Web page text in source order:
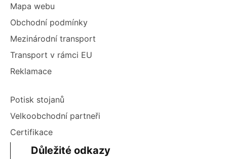
Mapa webu
Obchodní podmínky
Mezinárodní transport
Transport v rámci EU
Reklamace
Potisk stojanů
Velkoobchodní partneři
Certifikace
Důležité odkazy